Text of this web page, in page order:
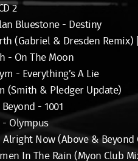
2
Bluestone - Destiny
(Gabriel & Dresden
- On The Moon
- Everything’s A Lie
(Smith & Pledger Update)
- 1001
- Olympus
Now (Above & Beyond
In The Rain (Myon Club